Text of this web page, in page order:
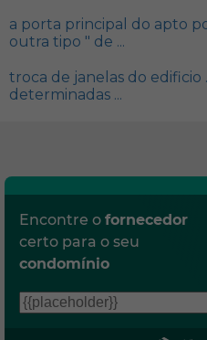
a porta principal do apto
outra tipo " de ...
troca de janelas do edificio
determinadas ...
Encontre o fornecedor
certo para o seu
condomínio